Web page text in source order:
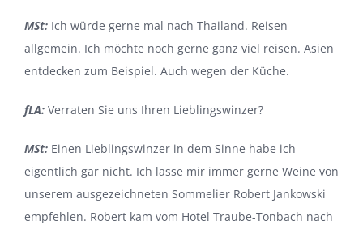
MSt: Ich würde gerne mal nach Thailand. Reisen
allgemein. Ich möchte noch gerne ganz viel reisen. Asien
ent­decken zum Beispiel. Auch wegen der Küche.
fLA: Verraten Sie uns Ihren Lieblingswinzer?
MSt: Einen Lieblingswinzer in dem Sinne habe ich
eigentlich gar nicht. Ich lasse mir immer gerne Weine von
unserem ausgezeichneten Sommelier Robert Jankowski
empfehlen. Robert kam vom Hotel Traube-Tonbach nach